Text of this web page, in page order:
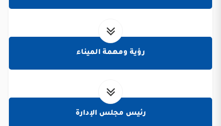
رؤية ومهمة الميناء
رئيس مجلس الإدارة